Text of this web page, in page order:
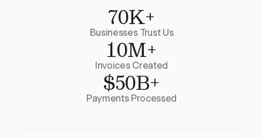
70K+
Businesses Trust Us
10M+
Invoices Created
$50B+
Payments Processed